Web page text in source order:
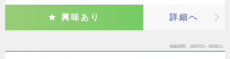
興味あり 詳細へ
掲載期間 26/07/23～26/08/11